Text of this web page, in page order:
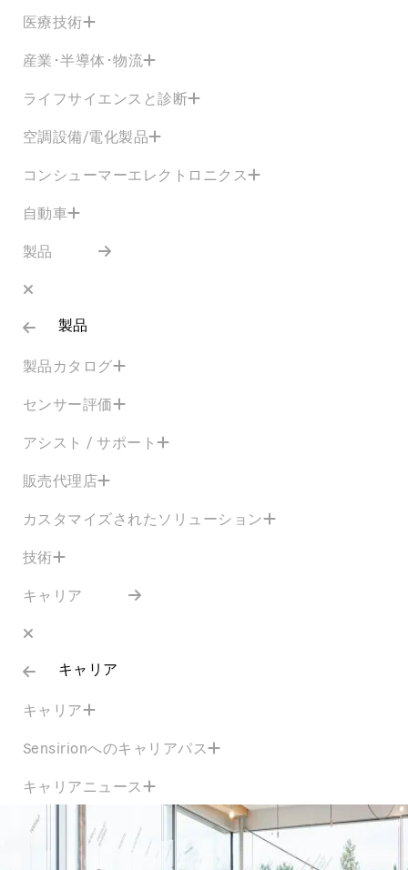
医療技術
産業･半導体･物流
ライフサイエンスと診断
空調設備/電化製品
コンシューマーエレクトロニクス
自動車
製品
製品
製品カタログ
センサー評価
アシスト / サポート
販売代理店
カスタマイズされたソリューション
技術
キャリア
キャリア
キャリア
Sensirionへのキャリアパス
キャリアニュース